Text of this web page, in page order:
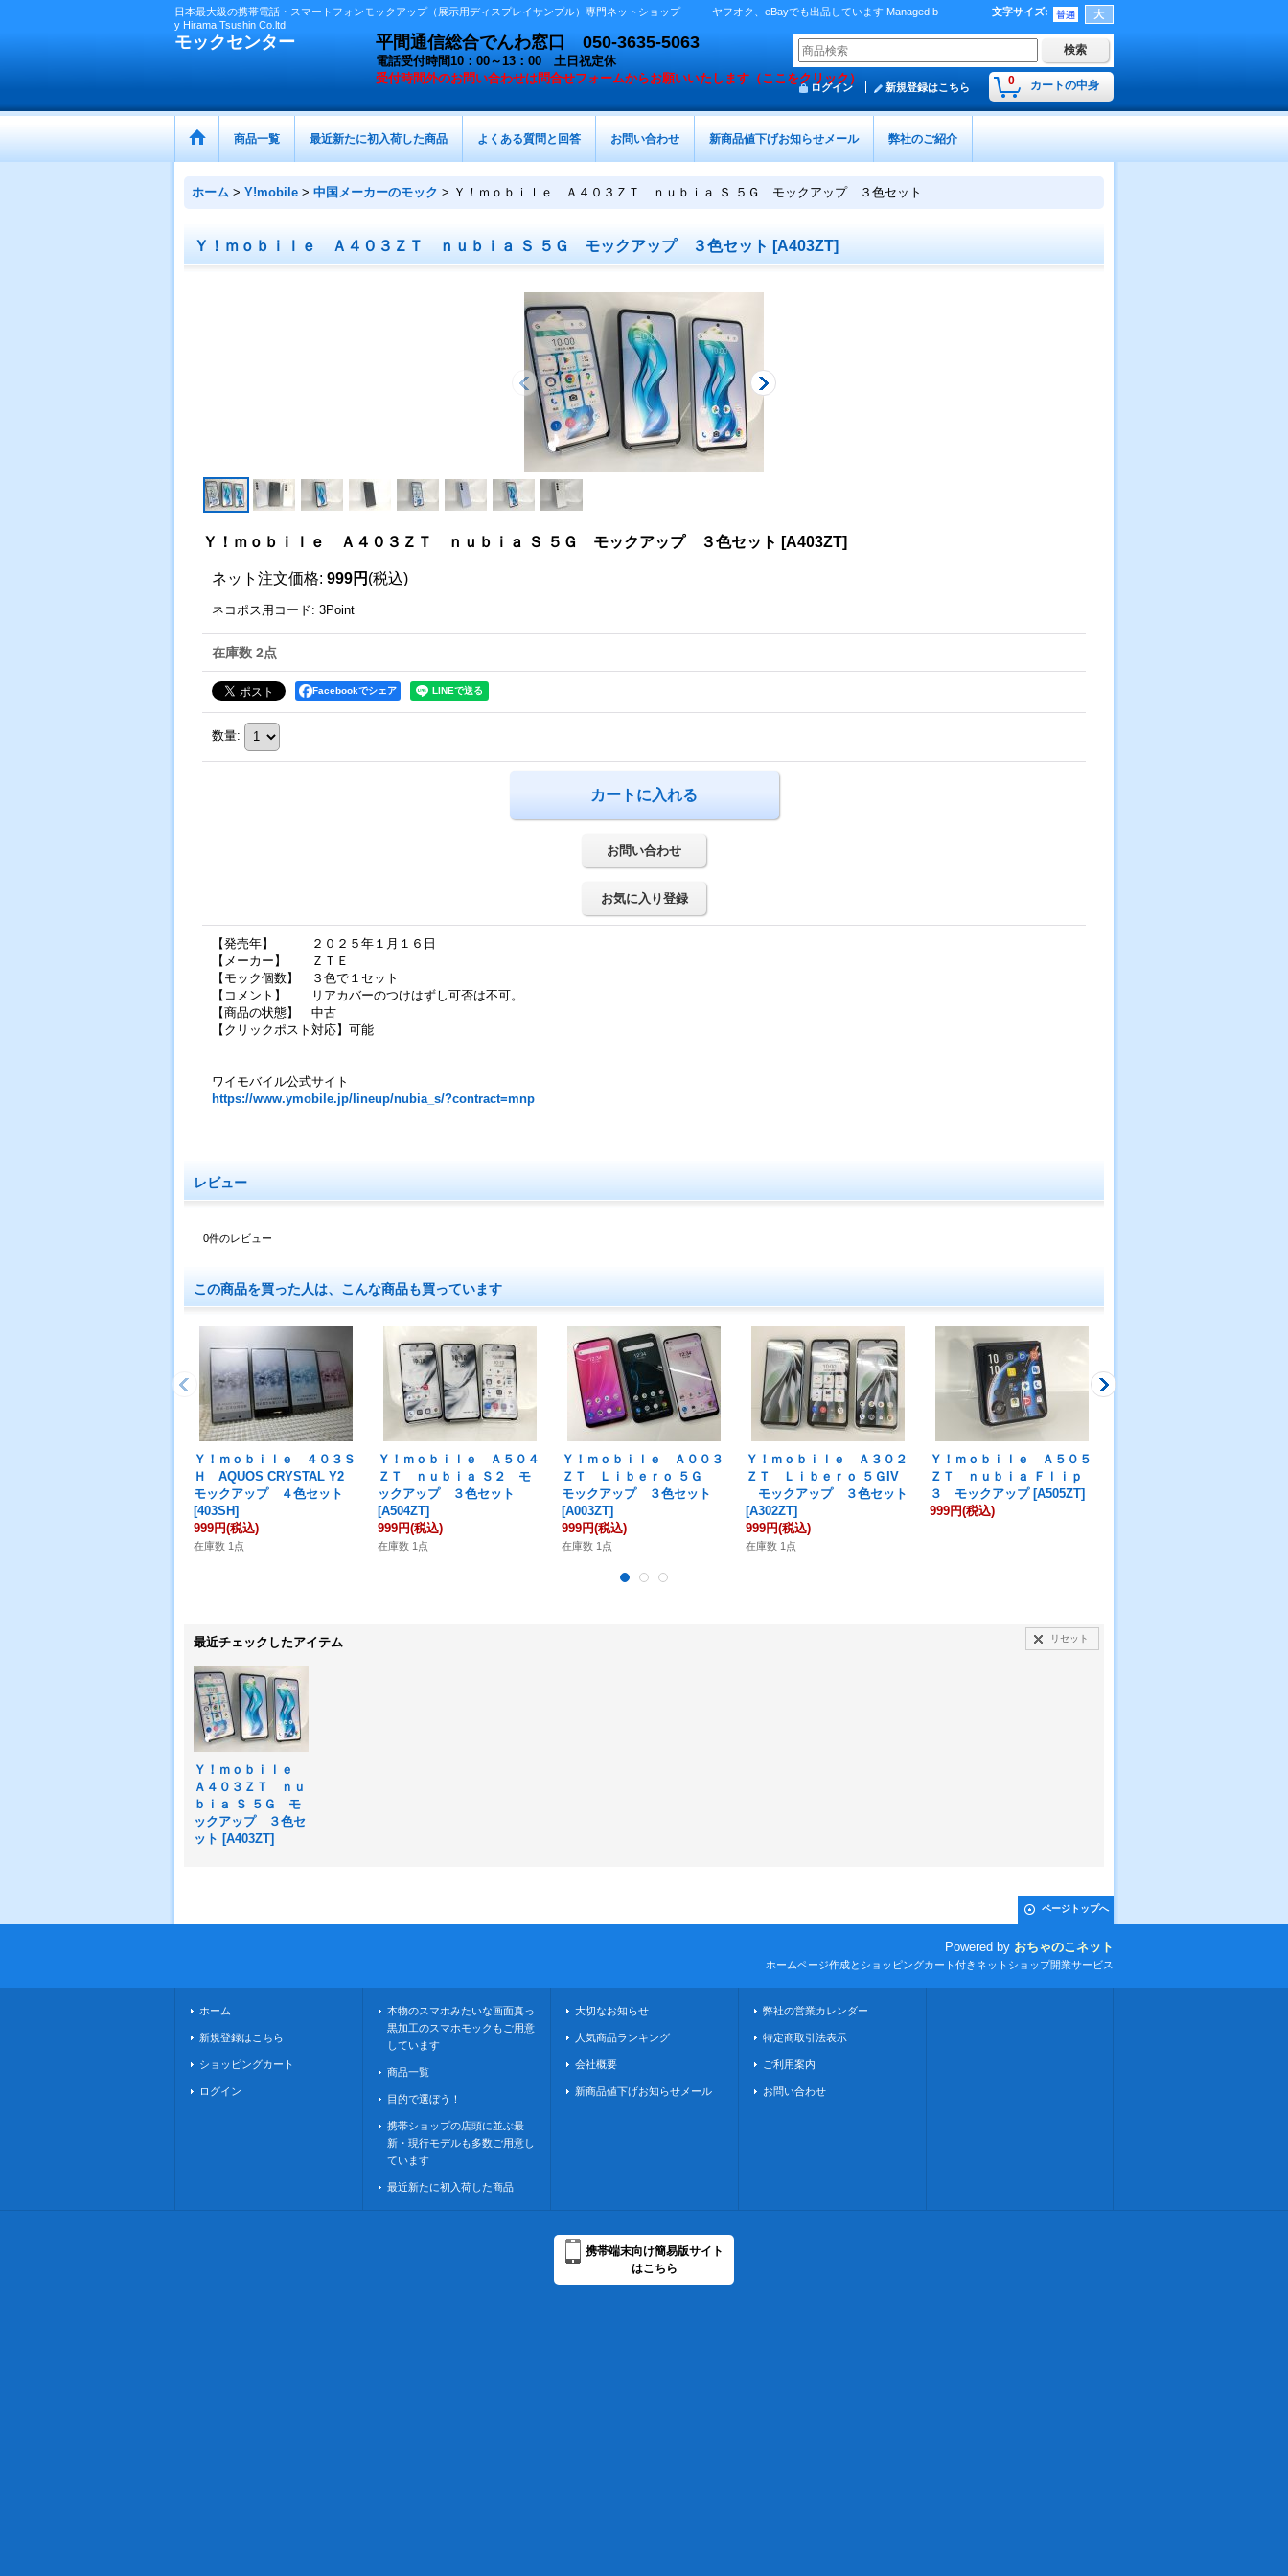
日本最大級の携帯電話・スマートフォンモックアップ（展示用ディスプレイサンプル）専門ネットショップ ヤフオク、eBayでも出品しています Managed b
y Hirama Tsushin Co.ltd
文字サイズ:
モックセンター 平間通信総合でんわ窓口 050-3635-5063
電話受付時間10：00～13：00 土日祝定休
受付時間外のお問い合わせは問合せフォームからお願いいたします（ここをクリック） 0 カートの中身
ログイン 新規登録はこちら
商品一覧 最近新たに初入荷した商品 よくある質問と回答 お問い合わせ 新商品値下げお知らせメール 弊社のご紹介
ホーム > Y!mobile > 中国メーカーのモック > Ｙ！ｍｏｂｉｌｅ Ａ４０３ＺＴ ｎｕｂｉａ Ｓ ５Ｇ モックアップ ３色セット
Ｙ！ｍｏｂｉｌｅ Ａ４０３ＺＴ ｎｕｂｉａ Ｓ ５Ｇ モックアップ ３色セット [A403ZT]
Ｙ！ｍｏｂｉｌｅ Ａ４０３ＺＴ ｎｕｂｉａ Ｓ ５Ｇ モックアップ ３色セット [A403ZT]
ネット注文価格: 999円 (税込)
ネコポス用コード: 3Point
在庫数 2点
Facebookでシェア
数量:
お問い合わせ
お気に入り登録
【発売年】 ２０２５年１月１６日
【メーカー】 ＺＴＥ
【モック個数】 ３色で１セット
【コメント】 リアカバーのつけはずし可否は不可。
【商品の状態】 中古
【クリックポスト対応】可能
ワイモバイル公式サイト
https://www.ymobile.jp/lineup/nubia_s/?contract=mnp
レビュー
0件のレビュー
この商品を買った人は、こんな商品も買っています
Ｙ！ｍｏｂｉｌｅ ４０３Ｓ
Ｈ AQUOS CRYSTAL Y2
モックアップ ４色セット
[403SH]
999円(税込)
在庫数 1点
Ｙ！ｍｏｂｉｌｅ Ａ５０４
ＺＴ ｎｕｂｉａ Ｓ２ モ
ックアップ ３色セット
[A504ZT]
999円(税込)
在庫数 1点
Ｙ！ｍｏｂｉｌｅ Ａ００３
ＺＴ Ｌｉｂｅｒｏ ５Ｇ
モックアップ ３色セット
[A003ZT]
999円(税込)
在庫数 1点
Ｙ！ｍｏｂｉｌｅ Ａ３０２
ＺＴ Ｌｉｂｅｒｏ ５ＧIV
モックアップ ３色セット
[A302ZT]
999円(税込)
在庫数 1点
Ｙ！ｍｏｂｉｌｅ Ａ５０５
ＺＴ ｎｕｂｉａ Ｆｌｉｐ
３ モックアップ [A505ZT]
999円(税込)
最近チェックしたアイテム リセット
Ｙ！ｍｏｂｉｌｅ
Ａ４０３ＺＴ ｎｕ
ｂｉａ Ｓ ５Ｇ モ
ックアップ ３色セ
ット [A403ZT]
ページトップへ
Powered by おちゃのこネット
ホームページ作成とショッピングカート付きネットショップ開業サービス
ホーム
新規登録はこちら
ショッピングカート
ログイン
本物のスマホみたいな画面真っ
黒加工のスマホモックもご用意
しています
商品一覧
目的で選ぼう！
携帯ショップの店頭に並ぶ最
新・現行モデルも多数ご用意し
ています
最近新たに初入荷した商品
大切なお知らせ
人気商品ランキング
会社概要
新商品値下げお知らせメール
弊社の営業カレンダー
特定商取引法表示
ご利用案内
お問い合わせ
携帯端末向け簡易版サイト
はこちら